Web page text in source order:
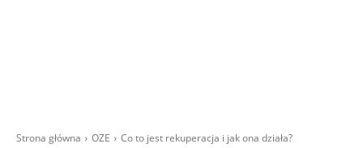
Strona główna OZE Co to jest rekuperacja i jak ona działa?